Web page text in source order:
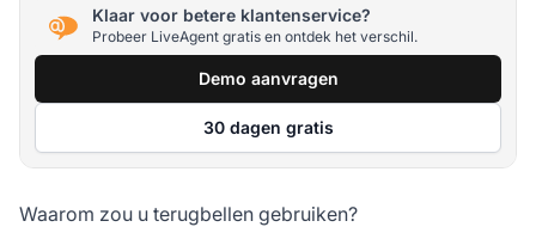
Klaar voor betere klantenservice?
Probeer LiveAgent gratis en ontdek het verschil.
Demo aanvragen
30 dagen gratis
Waarom zou u terugbellen gebruiken?